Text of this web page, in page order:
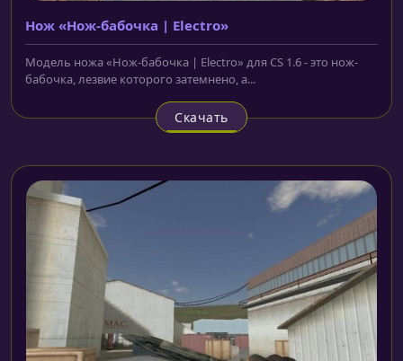
Нож «Нож-бабочка | Electro»
Модель ножа «Нож-бабочка | Electro» для CS 1.6 - это нож-
бабочка, лезвие которого затемнено, а...
Скачать